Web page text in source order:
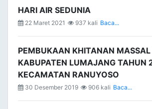
HARI AIR SEDUNIA
22 Maret 2021 937 kali Baca...
PEMBUKAAN KHITANAN
KABUPATEN LUMAJANG TAHUN
KECAMATAN RANUYOSO
30 Desember 2019 906 kali Baca...